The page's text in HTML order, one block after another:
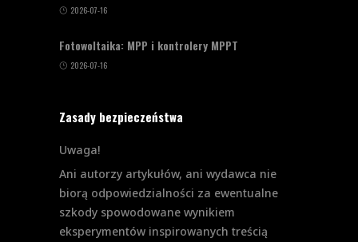
2026-07-16
Fotowoltaika: MPP i kontrolery MPPT
2026-07-16
Zasady bezpieczeństwa
Uwaga!
Ani autorzy artykułów, ani wydawca nie
biorą odpowiedzialności za ewentualne
szkody spowodowane wynikiem
eksperymentów inspirowanych treścią